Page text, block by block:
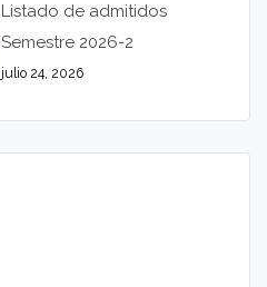
Listado de admitidos
Semestre 2026-2
julio 24, 2026